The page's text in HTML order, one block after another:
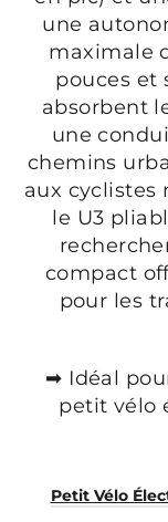
une
maximale
pouces et
absorbent
une
chemins
aux cyclistes
le U3
compact
pour les
➡ Idéal
petit vélo
Petit Vélo